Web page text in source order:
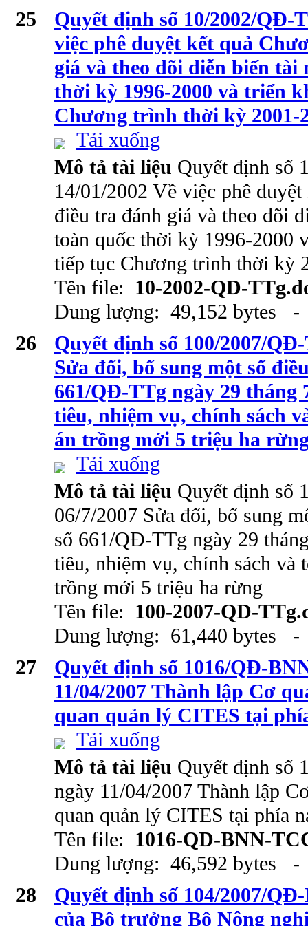
25
Quyết định số 10/2002/QĐ-
việc phê duyệt kết quả
giá và theo dõi diễn biến
thời kỳ 1996-2000 và triển
Chương trình thời kỳ 2001-
Tải xuống
Mô tả tài liệu Quyết định số
14/01/2002 Về việc phê
điều tra đánh giá và theo dõi
toàn quốc thời kỳ 1996-2000
tiếp tục Chương trình thời kỳ
Tên file: 10-2002-QD-
Dung lượng: 49,152 bytes
26
Quyết định số 100/2007/
Sửa đổi, bổ sung một số
661/QĐ-TTg ngày 29 tháng
tiêu, nhiệm vụ, chính sách
án trồng mới 5 triệu ha
Tải xuống
Mô tả tài liệu Quyết định số
06/7/2007 Sửa đổi, bổ sung
số 661/QĐ-TTg ngày 29
tiêu, nhiệm vụ, chính sách và
trồng mới 5 triệu ha rừng
Tên file: 100-2007-QD-
Dung lượng: 61,440 bytes
27
Quyết định số 1016/QĐ-
11/04/2007 Thành lập Cơ
quan quản lý CITES tại
Tải xuống
Mô tả tài liệu Quyết định số
ngày 11/04/2007 Thành lập
quan quản lý CITES tại phía
Tên file: 1016-QD-BNN-
Dung lượng: 46,592 bytes
28
Quyết định số 104/2007/
của Bộ trưởng Bộ Nông